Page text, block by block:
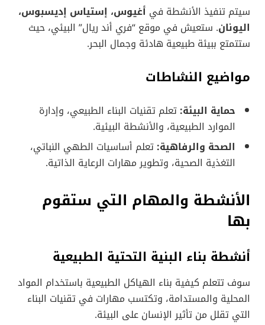
سيتم تنفيذ الأنشطة في أغيوس، إستياس إديسبوس،
اليونان. ستعيش في موقع “فري أند ريال” البيئي، حيث
ستتمتع ببيئة طبيعية هادئة وجمال البحر.
مواضيع النشاطات
حماية البيئة: تعلم تقنيات البناء الطبيعي، وإدارة
الموارد الطبيعية، والأنشطة البيئية.
الصحة والرفاهية: تعلم أساسيات الطهي النباتي،
التغذية الصحية، وتطوير مهارات الرعاية الذاتية.
الأنشطة والمهام التي ستقوم
بها
أنشطة بناء البنية التحتية الطبيعية
سوف تتعلم كيفية بناء الهياكل الطبيعية باستخدام المواد
المحلية والمستدامة، وتكتسب مهارات في تقنيات البناء
التي تقلل من تأثير الإنسان على البيئة.